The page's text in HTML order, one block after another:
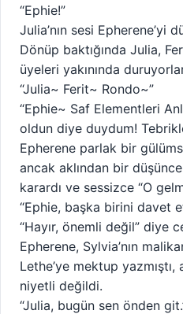
“Ephie!”
Julia’nın sesi Epherene’yi
Dönüp baktığında Julia,
üyeleri yakınında
“Julia~ Ferit~ Rondo~”
“Ephie~ Saf Elementleri
oldun diye duydum!
Epherene parlak bir
ancak aklından bir
karardı ve sessizce “O
“Ephie, başka birini davet
“Hayır, önemli değil” diye
Epherene, Sylvia’nın
Lethe’ye mektup
niyetli değildi.
“Julia, bugün sen önden